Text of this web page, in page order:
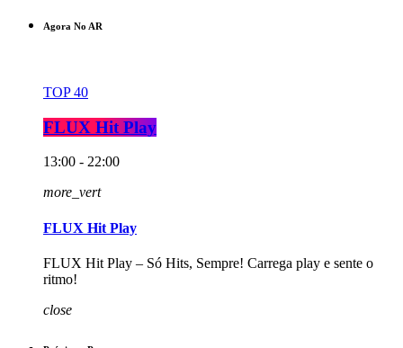
Agora No AR
TOP 40
FLUX Hit Play
13:00 - 22:00
more_vert
FLUX Hit Play
FLUX Hit Play – Só Hits, Sempre! Carrega play e sente o
ritmo!
close